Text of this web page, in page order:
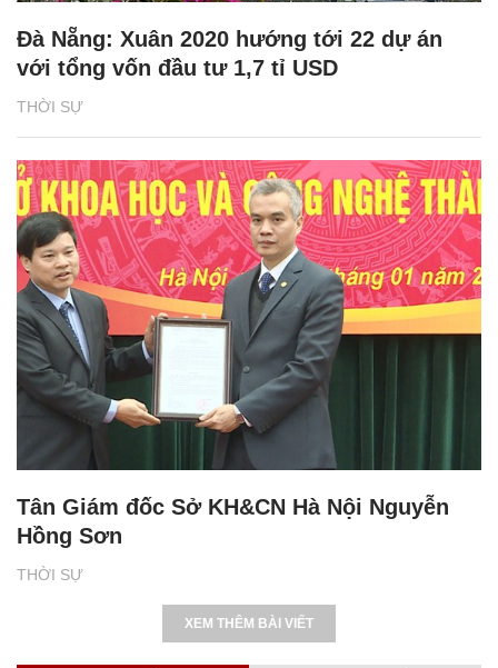
THỜI SỰ
Đà Nẵng: Xuân 2020 hướng tới 22 dự án
với tổng vốn đầu tư 1,7 tỉ USD
THỜI SỰ
Tân Giám đốc Sở KH&CN Hà Nội Nguyễn
Hồng Sơn
XEM THÊM BÀI VIẾT